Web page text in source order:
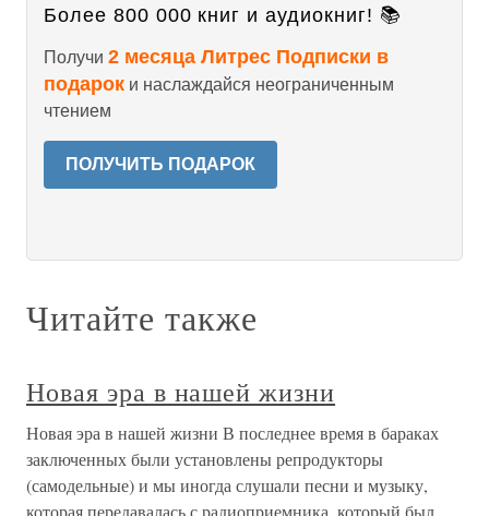
Более 800 000 книг и аудиокниг! 📚
Получи 2 месяца Литрес Подписки в
подарок и наслаждайся неограниченным
чтением
ПОЛУЧИТЬ ПОДАРОК
Читайте также
Новая эра в нашей жизни
Новая эра в нашей жизни В последнее время в бараках
заключенных были установлены репродукторы
(самодельные) и мы иногда слушали песни и музыку,
которая передавалась с радиоприемника, который был